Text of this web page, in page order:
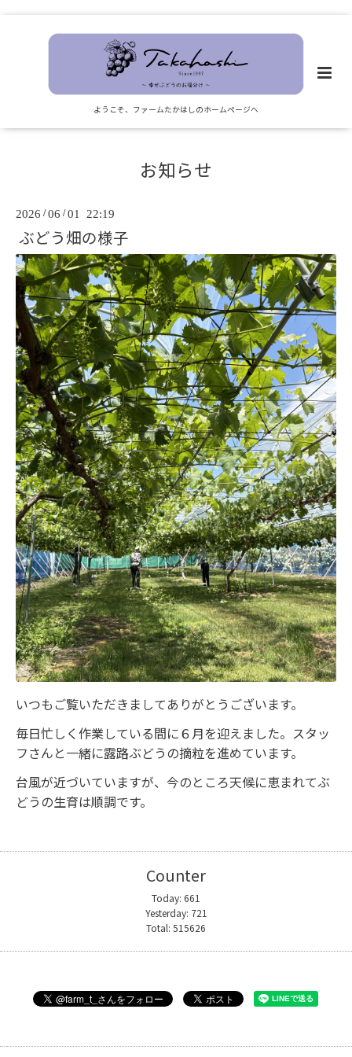
ようこそ、ファームたかはしのホームページへ
お知らせ
2026 /06 /01 22:19
ぶどう畑の様子
いつもご覧いただきましてありがとうございます。
毎日忙しく作業している間に６月を迎えました。スタッ
フさんと一緒に露路ぶどうの摘粒を進めています。
台風が近づいていますが、今のところ天候に恵まれてぶ
どうの生育は順調です。
Counter
Today: 661
Yesterday: 721
Total: 515626